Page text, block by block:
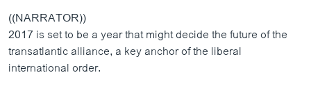
((NARRATOR))
2017 is set to be a year that might decide the future of the
transatlantic alliance, a key anchor of the liberal
international order.